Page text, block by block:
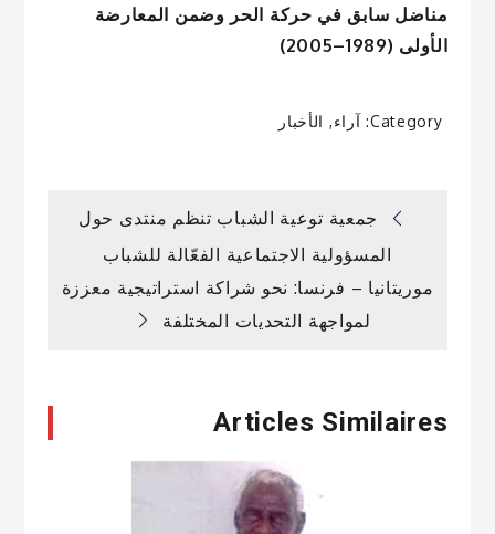
مناضل سابق في حركة الحر وضمن المعارضة
الأولى (1989–2005)
Category: آراء, الأخبار
تصفّح
المقالات
جمعية توعية الشباب تنظم منتدى حول
المسؤولية الاجتماعية الفعّالة للشباب
موريتانيا – فرنسا: نحو شراكة استراتيجية معززة
لمواجهة التحديات المختلفة
Articles Similaires